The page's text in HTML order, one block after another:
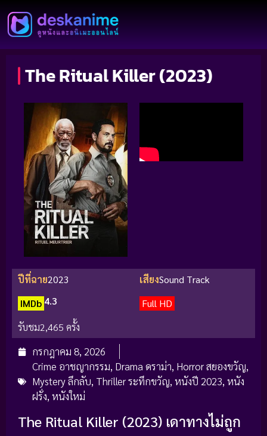
The Ritual Killer (2023)
ปีที่ฉาย2023 เสียงSound Track
IMDb 4.3
Full HD
รับชม2,465 ครั้ง
กรกฎาคม 8, 2026
Crime อาชญากรรม, Drama ดราม่า, Horror สยองขวัญ,
Mystery ลึกลับ, Thriller ระทึกขวัญ, หนังปี 2023, หนัง
ฝรั่ง, หนังใหม่
The Ritual Killer (2023) เดาทางไม่ถูก